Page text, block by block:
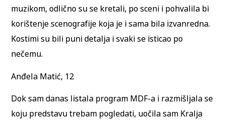
muzikom, odlično su se kretali, po sceni i pohvalila bi
korištenje scenografije koja je i sama bila izvanredna.
Kostimi su bili puni detalja i svaki se isticao po
nečemu.
Anđela Matić, 12
Dok sam danas listala program MDF-a i razmišljala se
koju predstavu trebam pogledati, uočila sam Kralja